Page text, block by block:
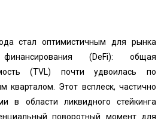
стал оптимистичным для рынка
финансирования (DeFi): общая
(TVL) почти удвоилась по
кварталом. Этот всплеск, частично
в области ликвидного стейкинга
поворотный момент для